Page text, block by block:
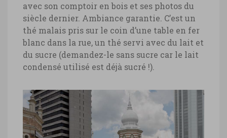
avec son comptoir en bois et ses photos du
siècle dernier. Ambiance garantie. C’est un
thé malais pris sur le coin d’une table en fer
blanc dans la rue, un thé servi avec du lait et
du sucre (demandez-le sans sucre car le lait
condensé utilisé est déjà sucré !).